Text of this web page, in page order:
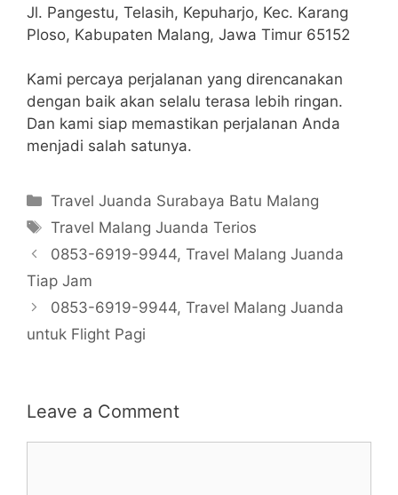
Jl. Pangestu, Telasih, Kepuharjo, Kec. Karang
Ploso, Kabupaten Malang, Jawa Timur 65152
Kami percaya perjalanan yang direncanakan
dengan baik akan selalu terasa lebih ringan.
Dan kami siap memastikan perjalanan Anda
menjadi salah satunya.
Categories
Travel Juanda Surabaya Batu Malang
Tags
Travel Malang Juanda Terios
0853-6919-9944, Travel Malang Juanda
Tiap Jam
0853-6919-9944, Travel Malang Juanda
untuk Flight Pagi
Leave a Comment